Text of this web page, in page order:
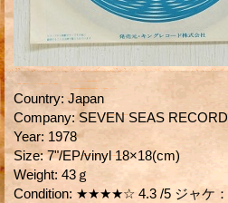
Country: Japan
Company: SEVEN SEAS
Year: 1978
Size: 7"/EP/vinyl 18×18(cm)
Weight: 43ｇ
Condition: ★★★★☆ 4.3 /5 ジャケ：